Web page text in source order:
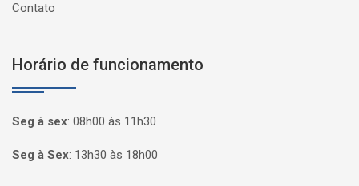
Contato
Horário de funcionamento
Seg à sex: 08h00 às 11h30
Seg à Sex: 13h30 às 18h00